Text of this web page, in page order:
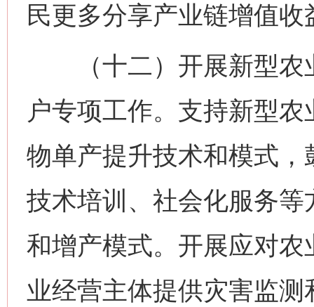
民更多分享产业链增值收
（十二）开展新型农
户专项工作。支持新型
物单产提升技术和模式
技术培训、社会化服务
和增产模式。开展应对
业经营主体提供灾害监